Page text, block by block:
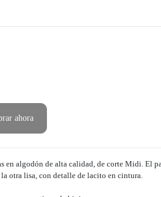
ahora
en algodón de alta calidad, de corte Midi. El
otra lisa, con detalle de lacito en cintura.